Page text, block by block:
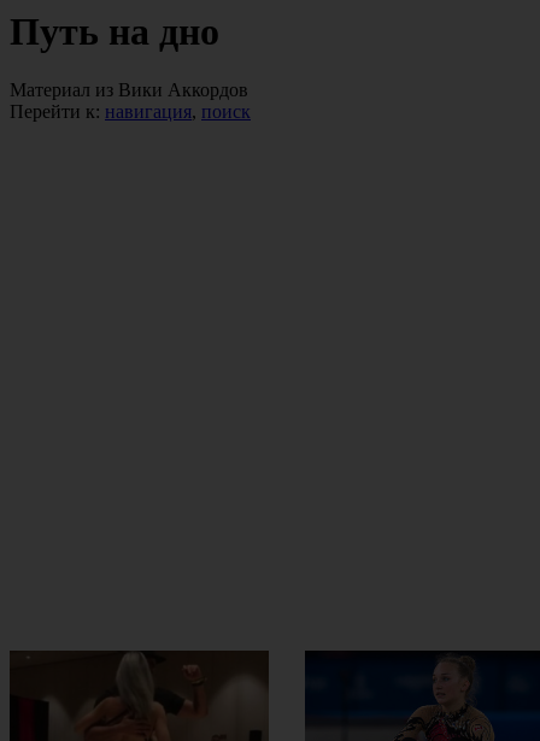
Путь на дно
Материал из Вики Аккордов
Перейти к: навигация, поиск